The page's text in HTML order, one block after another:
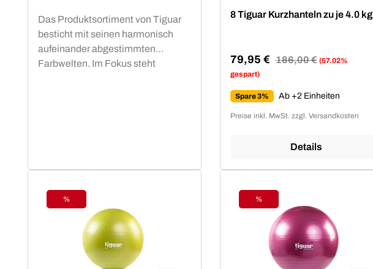
Das Produktsortiment von Tiguar
besticht mit seinen harmonisch
aufeinander abgestimmten
Farbwelten. Im Fokus steht
8 Tiguar Kurzhanteln zu je 4.0 kg
Verkaufspreis:
79,95 € Regulärer Preis:
186,00 € (57.02%
gespart)
Spare 3% Ab +2 Einheiten
Preise inkl. MwSt. zzgl. Versandkosten
Details
Rabatt
%
Rabatt
%